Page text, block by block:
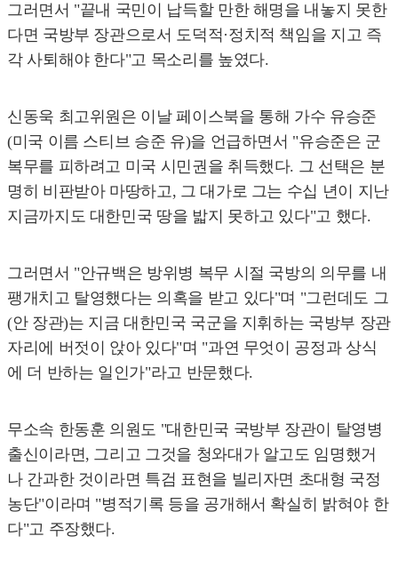
그러면서 "끝내 국민이 납득할 만한 해명을 내놓지 못한
다면 국방부 장관으로서 도덕적·정치적 책임을 지고 즉
각 사퇴해야 한다"고 목소리를 높였다.
신동욱 최고위원은 이날 페이스북을 통해 가수 유승준
(미국 이름 스티브 승준 유)을 언급하면서 "유승준은 군
복무를 피하려고 미국 시민권을 취득했다. 그 선택은 분
명히 비판받아 마땅하고, 그 대가로 그는 수십 년이 지난
지금까지도 대한민국 땅을 밟지 못하고 있다"고 했다.
그러면서 "안규백은 방위병 복무 시절 국방의 의무를 내
팽개치고 탈영했다는 의혹을 받고 있다"며 "그런데도 그
(안 장관)는 지금 대한민국 국군을 지휘하는 국방부 장관
자리에 버젓이 앉아 있다"며 "과연 무엇이 공정과 상식
에 더 반하는 일인가"라고 반문했다.
무소속 한동훈 의원도 "대한민국 국방부 장관이 탈영병
출신이라면, 그리고 그것을 청와대가 알고도 임명했거
나 간과한 것이라면 특검 표현을 빌리자면 초대형 국정
농단"이라며 "병적기록 등을 공개해서 확실히 밝혀야 한
다"고 주장했다.